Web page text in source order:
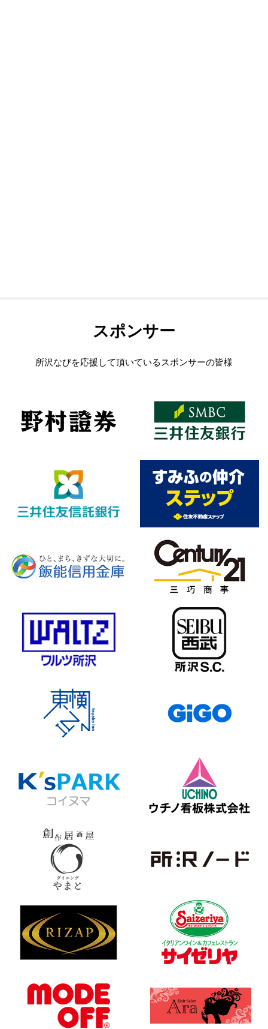
スポンサー
所沢なびを応援して頂いているスポンサーの皆様